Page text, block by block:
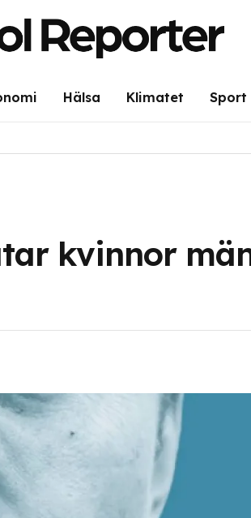
Hälsa Klimatet Sport
kvinnor